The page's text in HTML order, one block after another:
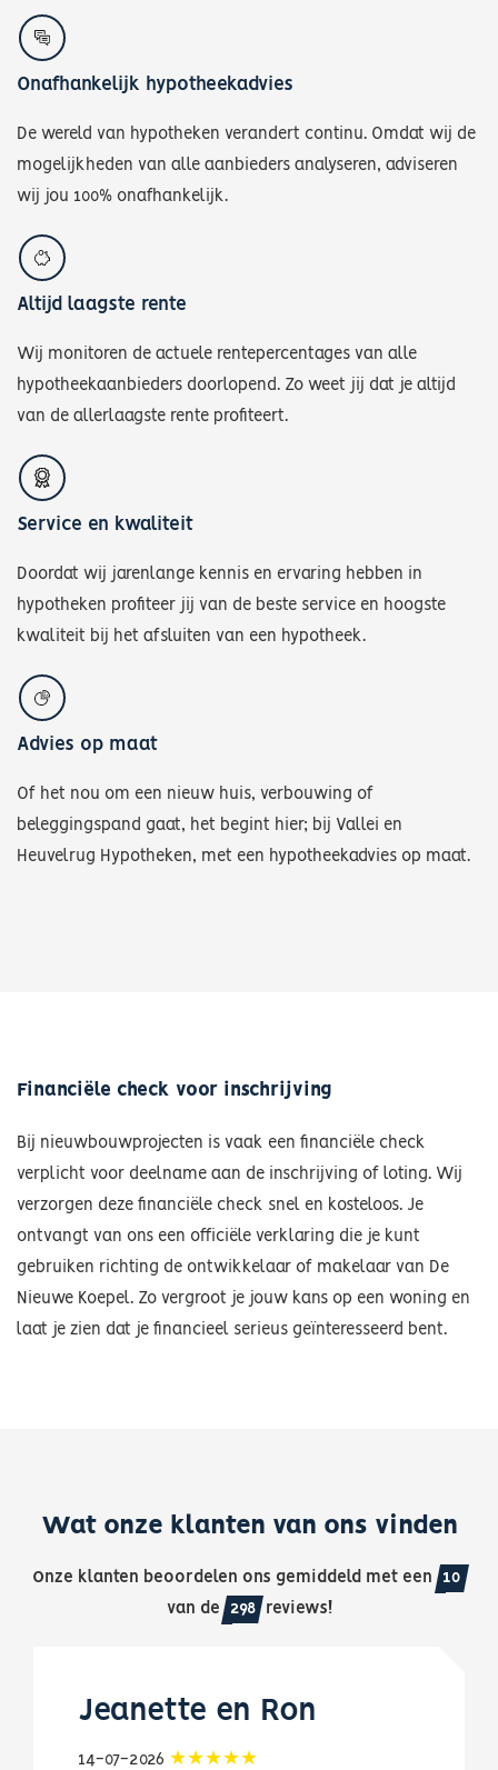
Onafhankelijk hypotheekadvies
De wereld van hypotheken verandert continu. Omdat wij de
mogelijkheden van alle aanbieders analyseren, adviseren
wij jou 100% onafhankelijk.
Altijd laagste rente
Wij monitoren de actuele rentepercentages van alle
hypotheekaanbieders doorlopend. Zo weet jij dat je altijd
van de allerlaagste rente profiteert.
Service en kwaliteit
Doordat wij jarenlange kennis en ervaring hebben in
hypotheken profiteer jij van de beste service en hoogste
kwaliteit bij het afsluiten van een hypotheek.
Advies op maat
Of het nou om een nieuw huis, verbouwing of
beleggingspand gaat, het begint hier; bij Vallei en
Heuvelrug Hypotheken, met een hypotheekadvies op maat.
Financiële check voor inschrijving
Bij nieuwbouwprojecten is vaak een financiële check
verplicht voor deelname aan de inschrijving of loting. Wij
verzorgen deze financiële check snel en kosteloos. Je
ontvangt van ons een officiële verklaring die je kunt
gebruiken richting de ontwikkelaar of makelaar van De
Nieuwe Koepel. Zo vergroot je jouw kans op een woning en
laat je zien dat je financieel serieus geïnteresseerd bent.
Wat onze klanten van ons vinden
Onze klanten beoordelen ons gemiddeld met een
10
van de 298 reviews!
Jeanette en Ron
14-07-2026